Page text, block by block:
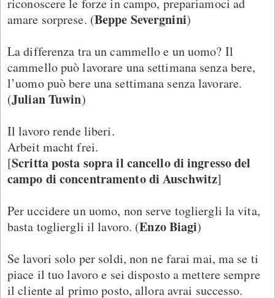
amare sorprese. (Beppe Severgnini)
La differenza tra un cammello e un uomo? Il
cammello può lavorare una settimana senza bere,
l’uomo può bere una settimana senza lavorare.
(Julian Tuwin)
Il lavoro rende liberi.
Arbeit macht frei.
[Scritta posta sopra il cancello di ingresso del
campo di concentramento di Auschwitz]
Per uccidere un uomo, non serve togliergli la vita,
basta togliergli il lavoro. (Enzo Biagi)
Se lavori solo per soldi, non ne farai mai, ma se ti
piace il tuo lavoro e sei disposto a mettere sempre
il cliente al primo posto, allora avrai successo.